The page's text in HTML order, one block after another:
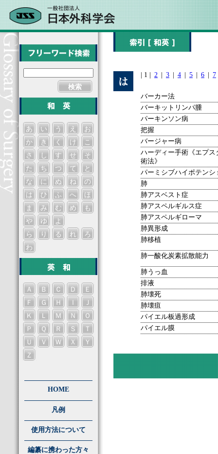
検索
あ い う え
お
か
き く け
こ
さ
し す せ
そ
た
ち つ て
と
な
に ぬ ね
の
は
ひ ふ へ
ほ
ま
み む め
も
や
ゆ
よ
ら
り る れ
ろ
わ
Ａ Ｂ Ｃ Ｄ
Ｅ
Ｆ
Ｇ Ｈ
Ｊ
Ｋ
Ｌ Ｍ Ｎ
Ｏ
Ｐ
Ｑ Ｒ Ｓ
Ｔ
Ｕ
Ｖ Ｗ Ｘ
Ｙ
Ｚ
HOME
凡例
使用方法について
編纂に携わった方々
| 1 | 2 3 4 5 6 7
バーカー法
バーキットリンパ腫
パーキンソン病
把握
バージャー病
ハーディー手術《エプ
術法》
パーミシブハイポテンシ
肺
肺アスベスト症
肺アスペルギルス症
肺アスペルギローマ
肺異形成
肺移植
肺一酸化炭素拡散能力
肺うっ血
排液
肺壊死
肺壊疽
パイエル板過形成
パイエル膜